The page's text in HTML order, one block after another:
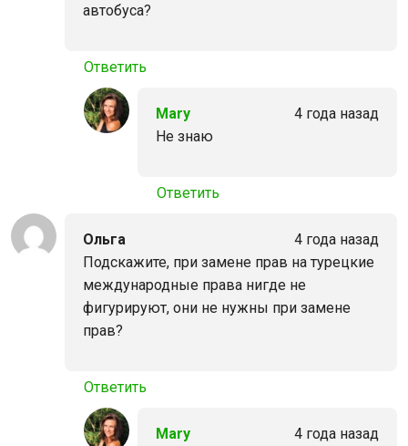
автобуса?
Ответить
Mary
4 года назад
Не знаю
Ответить
Ольга
4 года назад
Подскажите, при замене прав на турецкие
международные права нигде не
фигурируют, они не нужны при замене
прав?
Ответить
Mary
4 года назад